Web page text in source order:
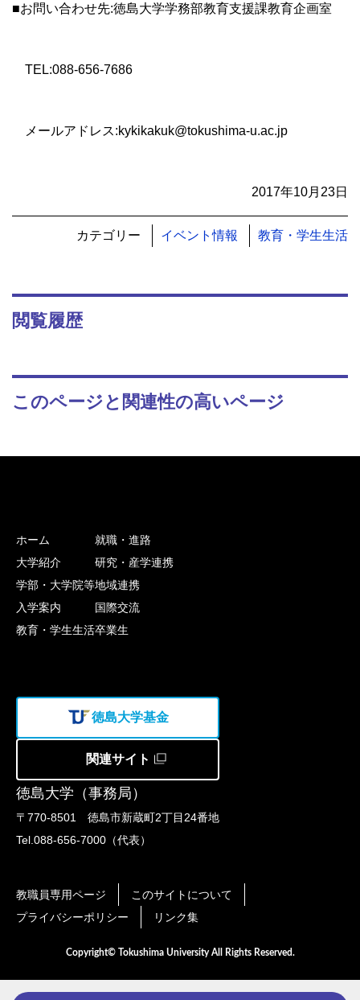
■お問い合わせ先:徳島大学学務部教育支援課教育企画室
TEL:088-656-7686
メールアドレス:kykikakuk@tokushima-u.ac.jp
2017年10月23日
カテゴリー イベント情報 教育・学生生活
閲覧履歴
このページと関連性の高いページ
徳島大学（事務局）
〒770-8501 徳島市新蔵町2丁目24番地
Tel.088-656-7000（代表）
ホーム
大学紹介
学部・大学院等
入学案内
教育・学生生活
就職・進路
研究・産学連携
地域連携
国際交流
卒業生
徳島大学基金
関連サイト
教職員専用ページ
このサイトについて
プライバシーポリシー
リンク集
Copyright© Tokushima University All Rights Reserved.